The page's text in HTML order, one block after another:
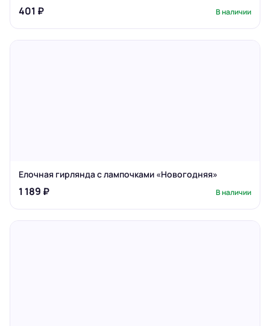
401 ₽ В наличии
Елочная гирлянда с лампочками «Новогодняя»
1 189 ₽ В наличии